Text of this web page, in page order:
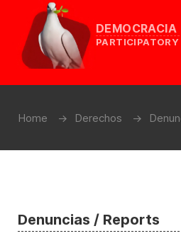
Home Derechos
Denuncias / Reports